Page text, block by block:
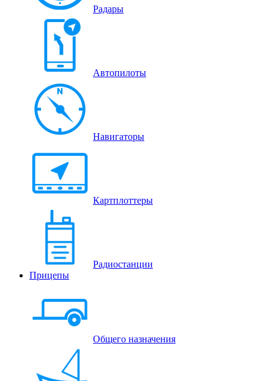
Радары
Автопилоты
Навигаторы
Картплоттеры
Радиостанции
Прицепы
Общего назначения